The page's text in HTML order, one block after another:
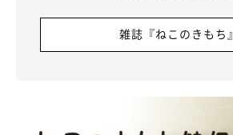
雑誌『ねこのきもち』